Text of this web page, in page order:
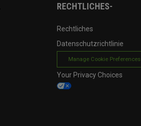
RECHTLICHES-
Rechtliches
Datenschutzrichtlinie
Manage Cookie Preferences
Your Privacy Choices